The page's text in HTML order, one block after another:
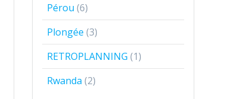
Pérou (6)
Plongée (3)
RETROPLANNING (1)
Rwanda (2)